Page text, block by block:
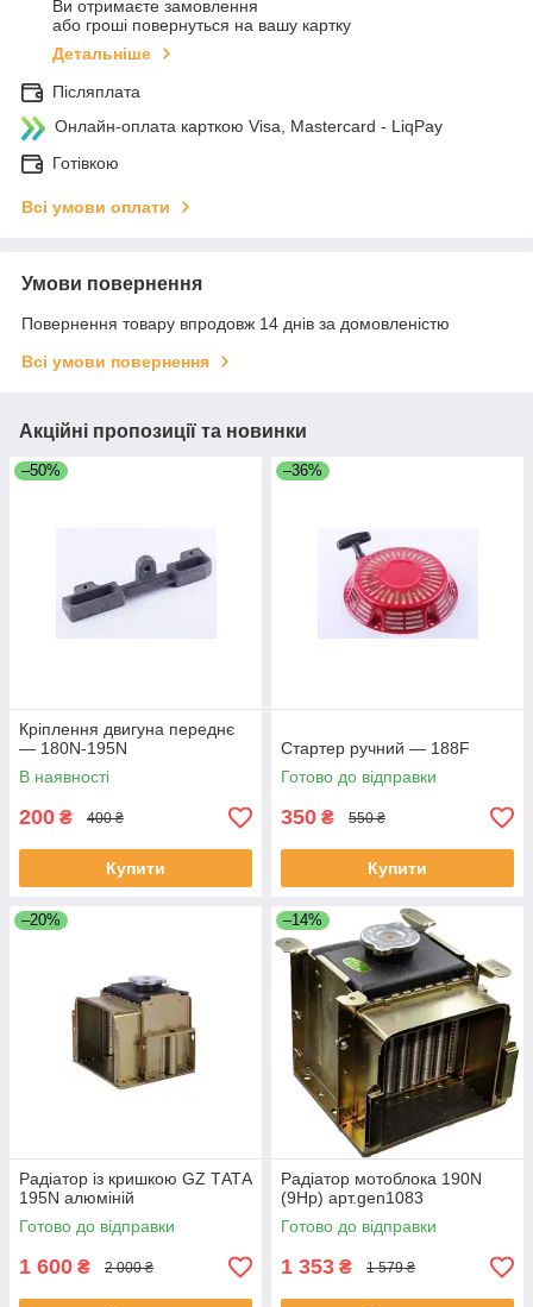
Ви отримаєте замовлення
або гроші повернуться на вашу картку
Детальніше
Післяплата
Онлайн-оплата карткою Visa, Mastercard - LiqPay
Готівкою
Всі умови оплати
Умови повернення
Повернення товару впродовж 14 днів за домовленістю
Всі умови повернення
Акційні пропозиції та новинки
–50%
Кріплення двигуна переднє
— 180N-195N
В наявності
200 ₴ 400 ₴
Купити
–36%
Стартер ручний — 188F
Готово до відправки
350 ₴ 550 ₴
Купити
–20%
Радіатор із кришкою GZ ТАТА
195N алюміній
Готово до відправки
1 600 ₴ 2 000 ₴
–14%
Радіатор мотоблока 190N
(9Hp) арт.gen1083
Готово до відправки
1 353 ₴ 1 579 ₴